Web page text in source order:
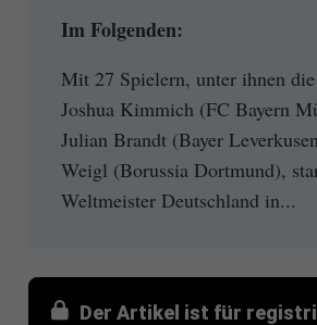
Im Folgenden:
Mit 27 Spielern, unter ihnen
Joshua Kimmich (FC Bayern
Julian Brandt (Bayer
Weigl (Borussia Dortmund),
Weltmeister Deutschland in...
Der Artikel ist für